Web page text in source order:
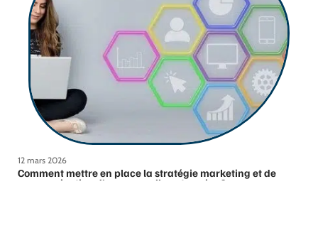
12 mars 2026
Comment mettre en place la stratégie marketing et de
communication d’une nouvelle entreprise ?